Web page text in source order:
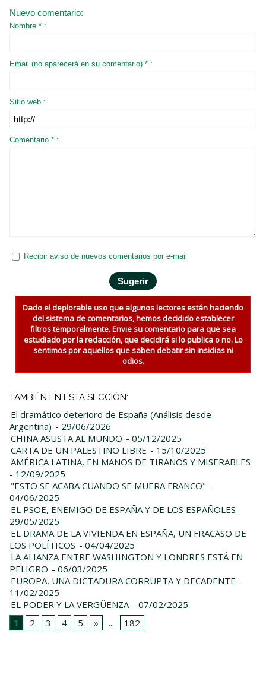
Nuevo comentario:
Nombre * :
Email (no aparecerá en su comentario) * :
Sitio web :
Comentario * :
Recibir aviso de nuevos comentarios por e-mail
Dado el deplorable uso que algunos lectores están haciendo
del sistema de comentarios, hemos decidido establecer
filtros temporalmente. Envie su comentario para que sea
estudiado por la redacción, que decidirá si lo publica o no. Lo
sentimos por aquellos que saben debatir sin insidias ni
odios.
TAMBIÉN EN ESTA SECCIÓN:
El dramático deterioro de España (Análisis desde
Argentina) - 29/06/2026
CHINA ASUSTA AL MUNDO - 05/12/2025
CARTA DE UN PALESTINO LIBRE - 15/10/2025
AMÉRICA LATINA, EN MANOS DE TIRANOS Y MISERABLES
- 12/09/2025
"ESTO SE ACABA CUANDO SE MUERA FRANCO" -
04/06/2025
EL PSOE, ENEMIGO DE ESPAÑA Y DE LOS ESPAÑOLES -
29/05/2025
EL DRAMA DE LA VIVIENDA EN ESPAÑA, UN FRACASO DE
LOS POLÍTICOS - 04/04/2025
LA ALIANZA ENTRE WASHINGTON Y LONDRES ESTÁ EN
PELIGRO - 06/03/2025
EUROPA, UNA DICTADURA CORRUPTA Y DECADENTE -
11/02/2025
EL PODER Y LA VERGÜENZA - 07/02/2025
1
2 3 4 5 » ... 182